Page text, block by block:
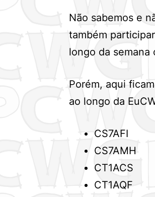
Não sabemos e
também
longo da semana
Porém, aqui
ao longo da
CS7AFI
CS7AMH
CT1ACS
CT1AQF